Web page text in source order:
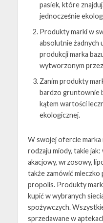
pasiek, które
jednocześnie
Produkty marki w
absolutnie żadnych
produkcji marka
wytworzonym
Zanim produkty
bardzo gruntownie
kątem wartości
ekologicznej.
W swojej ofercie marka
rodzaju miody, takie
akacjowy, wrzosowy,
także zamówić mleczko
propolis. Produkty
kupić w wybranych
spożywczych.
sprzedawane w